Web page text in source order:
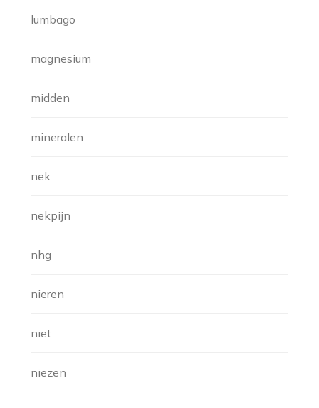
lumbago
magnesium
midden
mineralen
nek
nekpijn
nhg
nieren
niet
niezen